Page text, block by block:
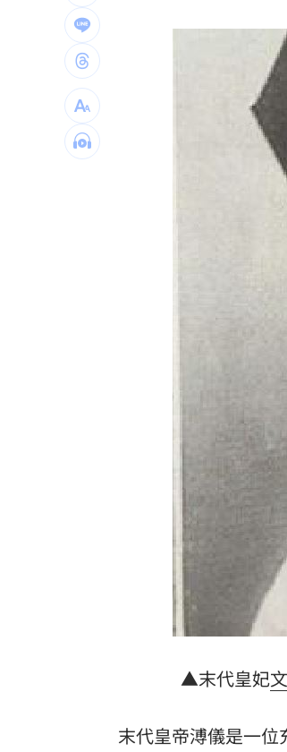
12秒斷魂片曝！水果商
陳妍希離婚陳曉 9歲兒
慈濟被詐10億！蔣萬安
新片遭刪戲 羅志祥被
苦苓喊「唐朝不存在」
兒父親節喊我沒有爸
慈濟買疫苗被詐10億
台灣彩券開獎直播中
LIVE三立+24小時直播
三立iNEWS新聞台線上
8國球員齊聚高雄
理想混蛋號召粉絲跨海
▲末代皇妃
末代皇帝溥儀是一